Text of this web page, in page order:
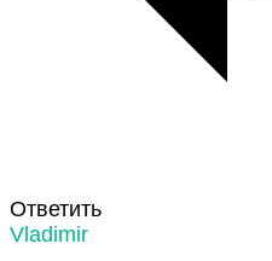
Ответить
Vladimir